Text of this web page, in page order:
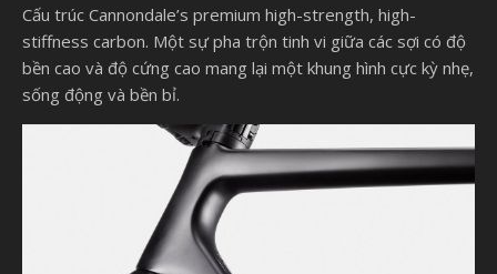
Cấu trúc Cannondale’s premium high-strength, high-
stiffness carbon. Một sự pha trộn tinh vi giữa các sợi có độ
bền cao và độ cứng cao mang lại một khung hình cực kỳ nhẹ,
sống động và bền bỉ.